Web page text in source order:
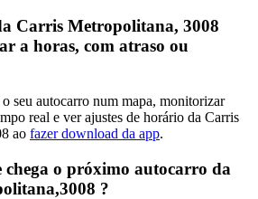
Carris Metropolitana, 3008
a horas, com atraso ou
seu autocarro num mapa, monitorizar
real e ver ajustes de horário da Carris
ao fazer download da app.
chega o próximo autocarro da
?